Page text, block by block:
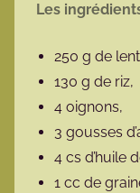
Les
250 g de
130 g de riz,
4 oignons,
3 gousses
4 cs d’huile
1 cc de